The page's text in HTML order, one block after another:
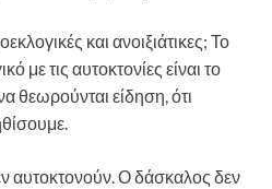
και ανοιξιάτικες; Το
με τις αυτοκτονίες είναι το
θεωρούνται είδηση, ότι
αυτοκτονούν. Ο δάσκαλος δεν